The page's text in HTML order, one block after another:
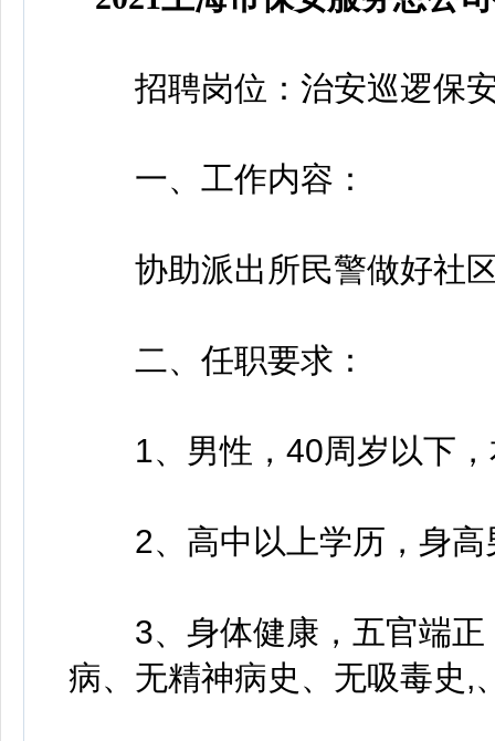
招聘岗位：治安巡逻保
一、工作内容：
协助派出所民警做好社区
二、任职要求：
1、男性，40周岁以下，
2、高中以上学历，身高
3、身体健康，五官端正
病、无精神病史、无吸毒史,